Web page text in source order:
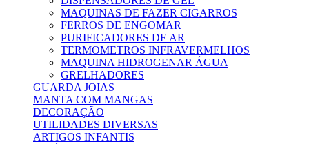
MAQUINAS DE FAZER CIGARROS
FERROS DE ENGOMAR
PURIFICADORES DE AR
TERMOMETROS INFRAVERMELHOS
MAQUINA HIDROGENAR ÁGUA
GRELHADORES
GUARDA JOIAS
MANTA COM MANGAS
DECORAÇÃO
UTILIDADES DIVERSAS
ARTIGOS INFANTIS